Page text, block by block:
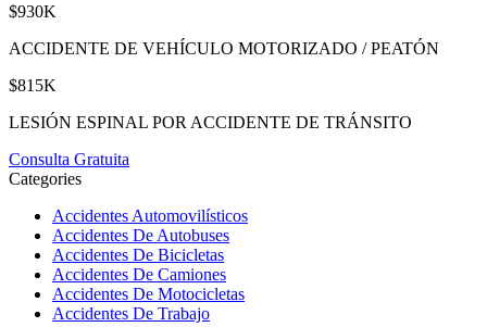
$930K
ACCIDENTE DE VEHÍCULO MOTORIZADO / PEATÓN
$815K
LESIÓN ESPINAL POR ACCIDENTE DE TRÁNSITO
Consulta Gratuita
Categories
Accidentes Automovilísticos
Accidentes De Autobuses
Accidentes De Bicicletas
Accidentes De Camiones
Accidentes De Motocicletas
Accidentes De Trabajo